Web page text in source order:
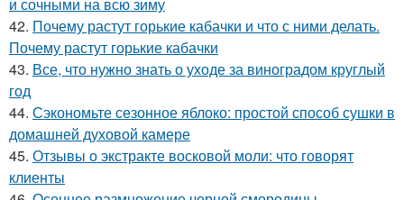
42. Почему растут горькие кабачки и что с ними делать.
Почему растут горькие кабачки
43. Все, что нужно знать о уходе за виноградом круглый
год
44. Сэкономьте сезонное яблоко: простой способ сушки в
домашней духовой камере
45. Отзывы о экстракте восковой моли: что говорят
клиенты